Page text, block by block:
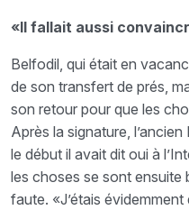
«Il fallait aussi
Belfodil, qui était en
de son transfert de prés,
son retour pour que les
Après la signature,
le début il avait dit oui à
les choses se sont ensuite
faute. «J’étais